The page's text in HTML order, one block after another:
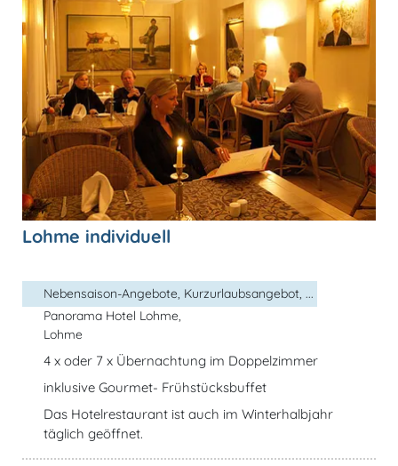
Lohme individuell
Nebensaison-Angebote, Kurzurlaubsangebot, ...
Panorama Hotel Lohme,
Lohme
4 x oder 7 x Übernachtung im Doppelzimmer
inklusive Gourmet- Frühstücksbuffet
Das Hotelrestaurant ist auch im Winterhalbjahr
täglich geöffnet.